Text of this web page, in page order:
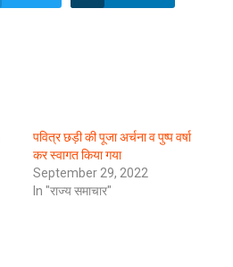
पवित्र छड़ी की पूजा अर्चना व पुष्प वर्षा
कर स्वागत किया गया
September 29, 2022
In "राज्य समाचार"